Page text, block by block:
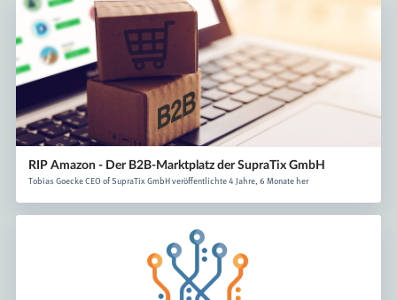
RIP Amazon - Der B2B-Marktplatz der SupraTix GmbH
Tobias Goecke CEO of SupraTix GmbH veröffentlichte 4 Jahre, 6 Monate her